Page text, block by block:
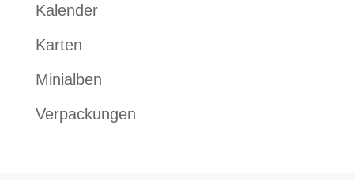
Kalender
Karten
Minialben
Verpackungen